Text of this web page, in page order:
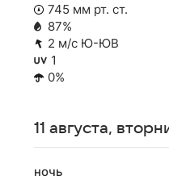
745 мм рт. ст.
87%
2 м/с Ю-ЮВ
1
0%
11 августа,
ночь